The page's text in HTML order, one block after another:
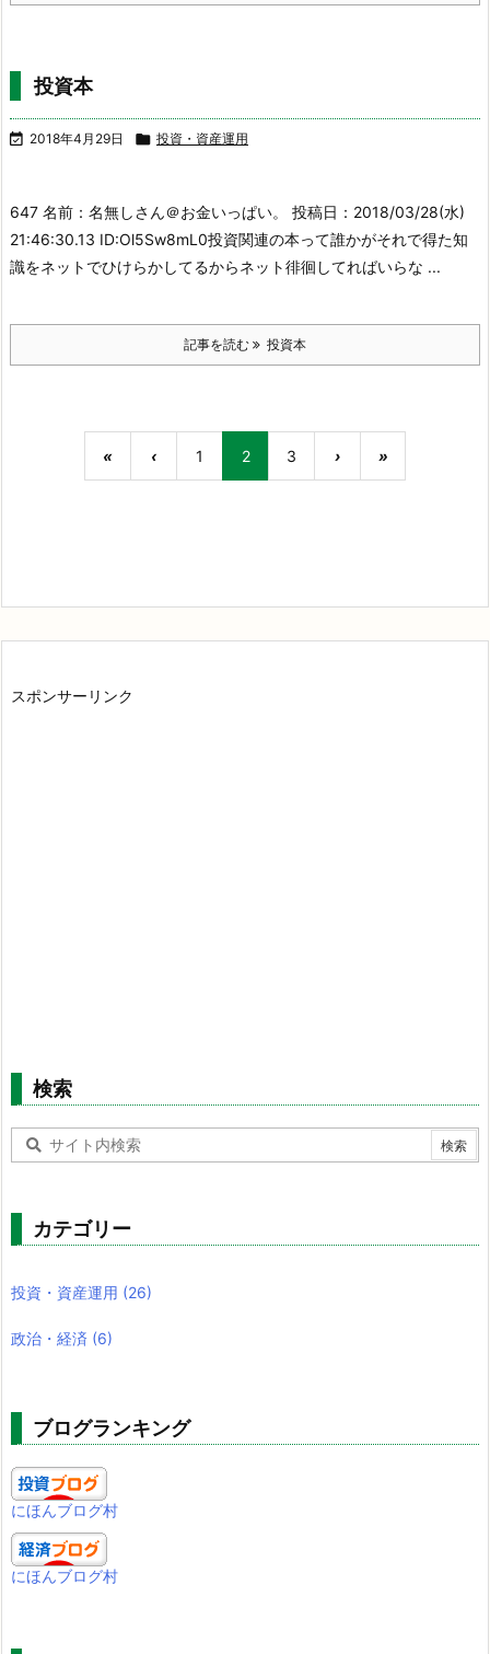
投資本
 2018年4月29日  投資・資産運用
647 名前：名無しさん＠お金いっぱい。 投稿日：2018/03/28(水)
21:46:30.13 ID:Ol5Sw8mL0投資関連の本って誰かがそれで得た知
識をネットでひけらかしてるからネット徘徊してればいらな ...
記事を読む 投資本
« ‹ 1 2 3 › »
スポンサーリンク
検索
カテゴリー
投資・資産運用 (26)
政治・経済 (6)
ブログランキング
にほんブログ村
にほんブログ村